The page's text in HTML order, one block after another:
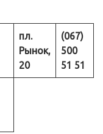
пл.
Рынок,
20
(067)
500
51 51